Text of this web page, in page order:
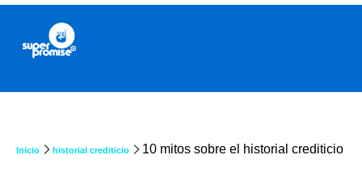
Inicio historial crediticio 10 mitos sobre el historial crediticio